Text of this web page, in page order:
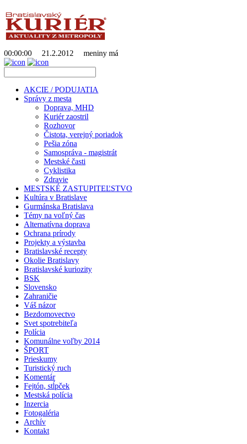
00:00:00 21.2.2012 meniny má
AKCIE / PODUJATIA
Správy z mesta
Doprava, MHD
Kuriér zaostril
Rozhovor
Čistota, verejný poriadok
Pešia zóna
Samospráva - magistrát
Mestské časti
Cyklistika
Zdravie
MESTSKÉ ZASTUPITEĽSTVO
Kultúra v Bratislave
Gurmánska Bratislava
Témy na voľný čas
Alternatívna doprava
Ochrana prírody
Projekty a výstavba
Bratislavské recepty
Okolie Bratislavy
Bratislavské kuriozity
BSK
Slovensko
Zahraničie
Váš názor
Bezdomovectvo
Svet spotrebiteľa
Polícia
Komunálne voľby 2014
ŠPORT
Prieskumy
Turistický ruch
Komentár
Fejtón, stĺpček
Mestská polícia
Inzercia
Fotogaléria
Archív
Kontakt